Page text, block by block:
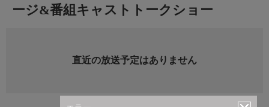
ージ&番組キャストトークショー
直近の放送予定はありません